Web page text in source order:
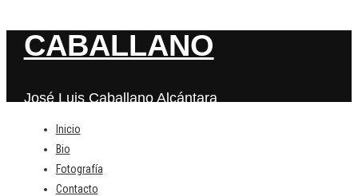
CABALLANO
José Luis Caballano Alcántara
Inicio
Bio
Fotografía
Contacto
Deja una respuesta